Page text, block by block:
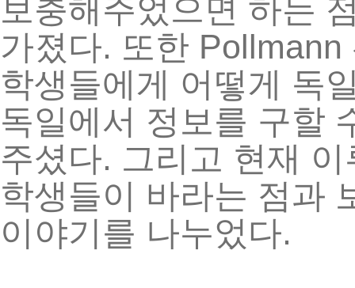
보충해주었으면 하는
가졌다. 또한 Pollmann
학생들에게
어떻게
독
독일에서 정보를 구할
주셨다. 그리고 현재 이
학생들이
바라는 점과
이야기를 나누었다.